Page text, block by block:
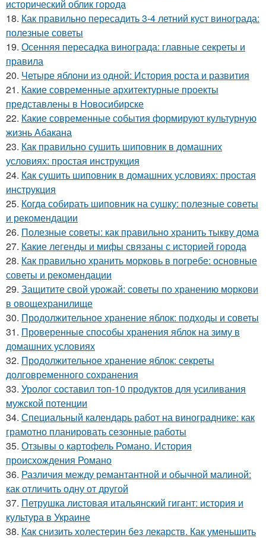
исторический облик города
18. Как правильно пересадить 3-4 летний куст винограда:
полезные советы
19. Осенняя пересадка винограда: главные секреты и
правила
20. Четыре яблони из одной: История роста и развития
21. Какие современные архитектурные проекты
представлены в Новосибирске
22. Какие современные события формируют культурную
жизнь Абакана
23. Как правильно сушить шиповник в домашних
условиях: простая инструкция
24. Как сушить шиповник в домашних условиях: простая
инструкция
25. Когда собирать шиповник на сушку: полезные советы
и рекомендации
26. Полезные советы: как правильно хранить тыкву дома
27. Какие легенды и мифы связаны с историей города
28. Как правильно хранить морковь в погребе: основные
советы и рекомендации
29. Защитите свой урожай: советы по хранению моркови
в овощехранилище
30. Продолжительное хранение яблок: подходы и советы
31. Проверенные способы хранения яблок на зиму в
домашних условиях
32. Продолжительное хранение яблок: секреты
долговременного сохранения
33. Уролог составил топ-10 продуктов для усиливания
мужской потенции
34. Специальный календарь работ на винограднике: как
грамотно планировать сезонные работы
35. Отзывы о картофель Романо. История
происхождения Романо
36. Различия между ремантантной и обычной малиной:
как отличить одну от другой
37. Петрушка листовая итальянский гигант: история и
культура в Украине
38. Как снизить холестерин без лекарств. Как уменьшить